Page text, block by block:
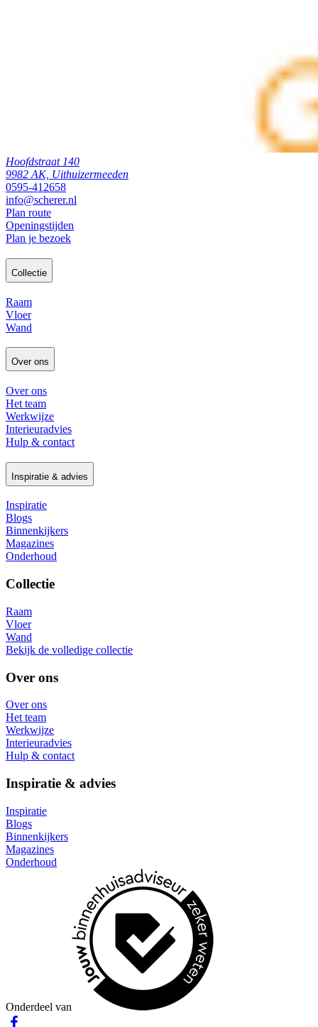
Hoofdstraat 140
9982 AK, Uithuizermeeden
0595-412658
info@scherer.nl
Plan route
Openingstijden
Plan je bezoek
Collectie
Raam
Vloer
Wand
Over ons
Over ons
Het team
Werkwijze
Interieuradvies
Hulp & contact
Inspiratie & advies
Inspiratie
Blogs
Binnenkijkers
Magazines
Onderhoud
Collectie
Raam
Vloer
Wand
Bekijk de volledige collectie
Over ons
Over ons
Het team
Werkwijze
Interieuradvies
Hulp & contact
Inspiratie & advies
Inspiratie
Blogs
Binnenkijkers
Magazines
Onderhoud
Onderdeel van